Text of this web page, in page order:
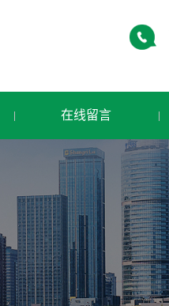
在线留言